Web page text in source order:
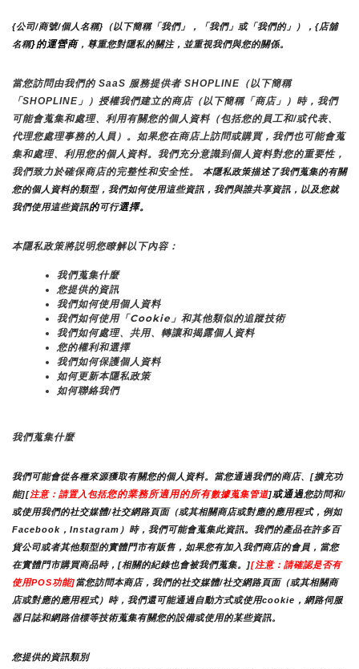
{公司/商號/個人名稱}（以下簡稱「我們」，「我們」或「我們的」），{店舖
名稱}的運營商，尊重您對隱私的關注，並重視我們與您的關係。
當您訪問由我們的 SaaS 服務提供者 SHOPLINE（以下簡稱
「SHOPLINE」）授權我們建立的商店（以下簡稱「商店」）時，我們
可能會蒐集和處理、利用有關您的個人資料（包括您的員工和/或代表、
代理您處理事務的人員）。如果您在商店上訪問或購買，我們也可能會蒐
集和處理、利用您的個人資料。我們充分意識到個人資料對您的重要性，
我們致力於確保商店的完整性和安全性。
本隱私政策描述了我們蒐集的有關
您的個人資料的類型，我們如何使用這些資訊，我們與誰共享資訊，以及您就
我們使用這些資訊的可行選擇。
本隱私政策將説明您瞭解以下內容：
我們蒐集什麼
您提供的資訊
我們如何使用個人資料
我們如何使用「Cookie」和其他類似的追蹤技術
我們如何處理、共用、轉讓和揭露個人資料
您的權利和選擇
我們如何保護個人資料
如何更新本隱私政策
如何聯絡我們
我們蒐集什麼
我們可能會從各種來源獲取有關您的個人資料。當您通過我們的商店、[擴充功
能][注意：請置入包括您的業務所適用的所有數據蒐集管道]或通過您訪問和/
或使用我們的社交媒體/社交網路頁面（或其相關商店或對應的應用程式，例如
Facebook，Instagram）時，我們可能會蒐集此資訊。我們的產品在許多百
貨公司或者其他類型的實體門市有販售，如果您有加入我們商店的會員，當您
在實體門市購買商品時，[相關的紀錄也會被我們蒐集。][注意：請確認是否有
使用POS功能]當您訪問本商店，我們的社交媒體/社交網路頁面（或其相關商
店或對應的應用程式）時，我們還可能通過自動方式或使用cookie，網路伺服
器日誌和網路信標等技術蒐集有關您的設備或使用的某些資訊。
您提供的資訊類別